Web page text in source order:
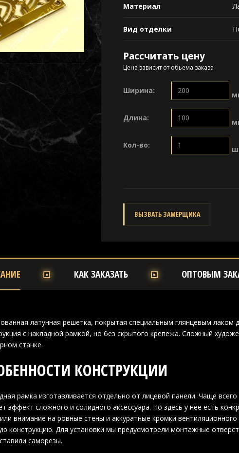
Материал
Вид отделки
Рассчитать цену
Цена зависит от обьема заказа
Ширина:
Длина:
Кол-во:
ВЫЗВАТЬ ЗАМЕРЩИКА
КАК ЗАКАЗАТЬ ОПТОВЫМ
латунная решетка, покрытая специальным глянцевым лаком
с накладной рамкой, но без скрытого крепежа. Сложный
станке.
КОНСТРУКЦИИ
рамка изготавливается отдельно от лицевой панели. Чаще
эффект сложного и солидного аксессуара. Но здесь у нее есть
внимание на ровные стены и аккуратные кромки
конструкцию. Для установки мы предусмотрели монтажные
саморезы.